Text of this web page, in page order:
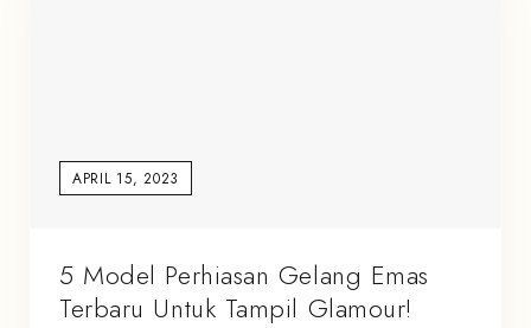
APRIL 15, 2023
5 Model Perhiasan Gelang Emas
Terbaru Untuk Tampil Glamour!